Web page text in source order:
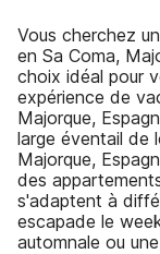
Vous cherchez
en Sa Coma,
choix idéal pour
expérience de
Majorque,
large éventail de
Majorque,
des
s'adaptent à
escapade le
automnale ou